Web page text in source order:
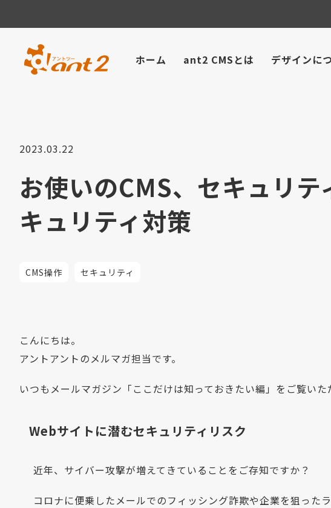
ホーム ant2 CMSとは デザインに
2023.03.22
お使いのCMS、セキュリ
キュリティ対策
CMS操作 セキュリティ
こんにちは。
アントアントのメルマガ担当です。
いつもメールマガジン「ここだけは知っておきたい編」をご覧いた
Webサイトに潜むセキュリティリスク
近年、サイバー攻撃が増えてきていることをご存知ですか？
コロナに便乗したメールでのフィッシング詐欺や企業を狙った